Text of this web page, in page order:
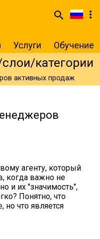
Услуги Обучение
категории
активных продаж
агенту, который
когда важно не
и их "значимость",
Понятно, что
что является